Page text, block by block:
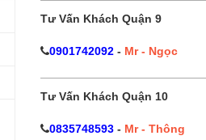
Tư Vấn Khách Quận 9
0901742092- Mr - Ngọc
Tư Vấn Khách Quận 10
0835748593- Mr - Thông